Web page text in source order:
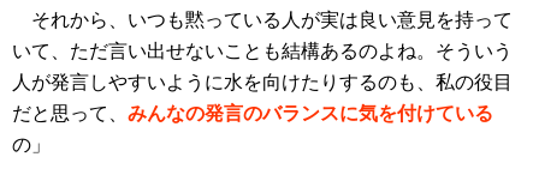
それから、いつも黙っている人が実は良い意見を持って
いて、ただ言い出せないことも結構あるのよね。そういう
人が発言しやすいように水を向けたりするのも、私の役目
だと思って、 みんなの発言のバランスに気を付けている
の 」